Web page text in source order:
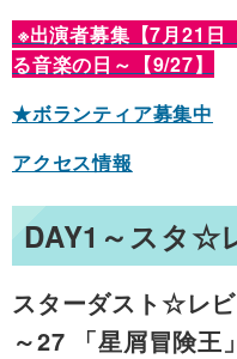
※出演者募集【7月21日
る音楽の日～【9/27】
★ボランティア募集中
アクセス情報
DAY1～スタ☆
スターダスト☆レ
～27 「星屑冒険